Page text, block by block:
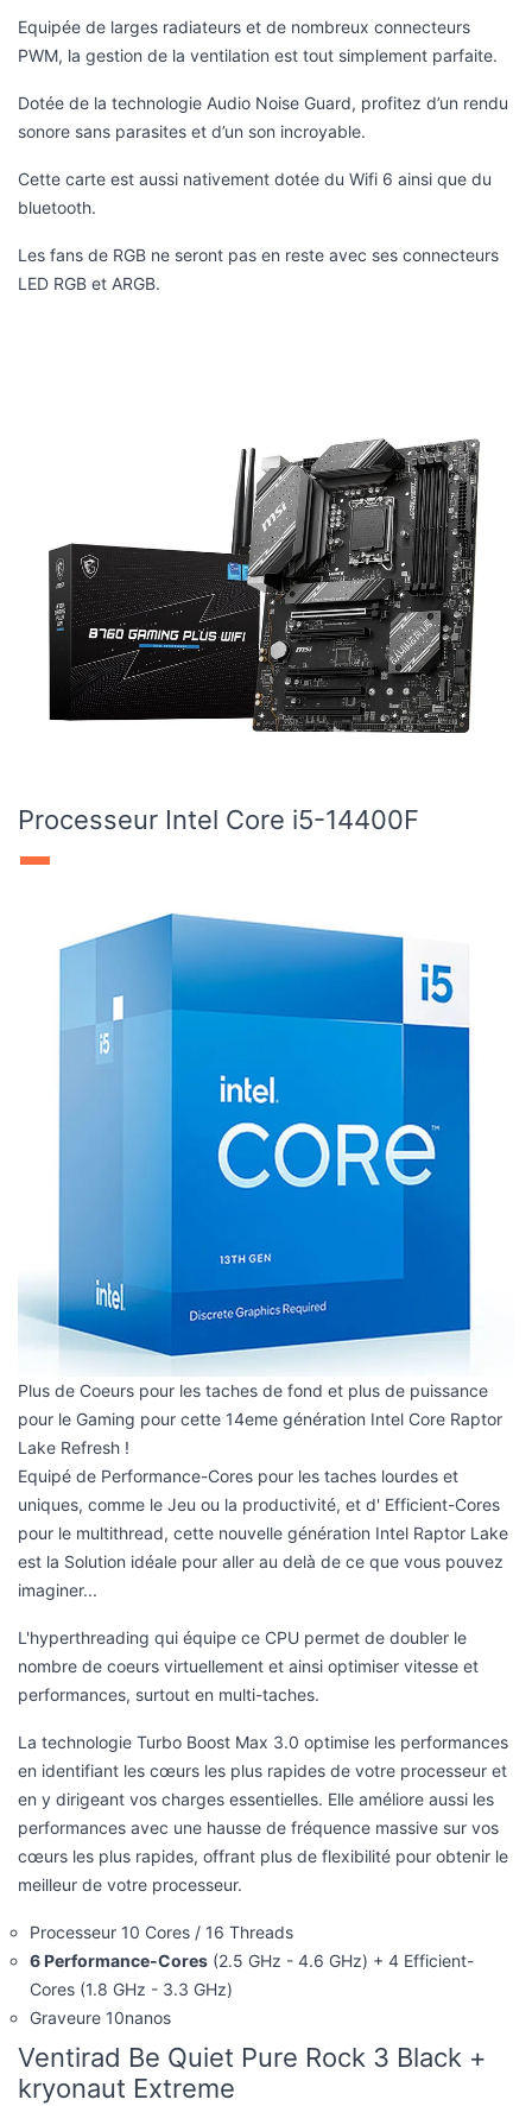
Equipée de larges radiateurs et de nombreux connecteurs
PWM, la gestion de la ventilation est tout simplement parfaite.
Dotée de la technologie Audio Noise Guard, profitez d’un rendu
sonore sans parasites et d’un son incroyable.
Cette carte est aussi nativement dotée du Wifi 6 ainsi que du
bluetooth.
Les fans de RGB ne seront pas en reste avec ses connecteurs
LED RGB et ARGB.
Processeur Intel Core i5-14400F
Plus de Coeurs pour les taches de fond et plus de puissance
pour le Gaming pour cette 14eme génération Intel Core Raptor
Lake Refresh !
Equipé de Performance-Cores pour les taches lourdes et
uniques, comme le Jeu ou la productivité, et d' Efficient-Cores
pour le multithread, cette nouvelle génération Intel Raptor Lake
est la Solution idéale pour aller au delà de ce que vous pouvez
imaginer...
L'hyperthreading qui équipe ce CPU permet de doubler le
nombre de coeurs virtuellement et ainsi optimiser vitesse et
performances, surtout en multi-taches.
La technologie Turbo Boost Max 3.0 optimise les performances
en identifiant les cœurs les plus rapides de votre processeur et
en y dirigeant vos charges essentielles. Elle améliore aussi les
performances avec une hausse de fréquence massive sur vos
cœurs les plus rapides, offrant plus de flexibilité pour obtenir le
meilleur de votre processeur.
Processeur 10 Cores / 16 Threads
6 Performance-Cores (2.5 GHz - 4.6 GHz) + 4 Efficient-
Cores (1.8 GHz - 3.3 GHz)
Graveure 10nanos
Ventirad Be Quiet Pure Rock 3 Black +
kryonaut Extreme